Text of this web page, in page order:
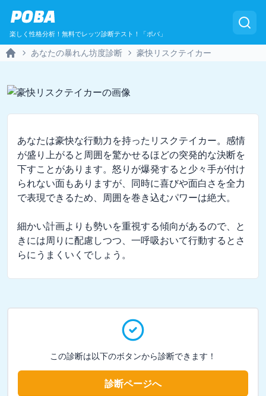
POBA
楽しく性格分析！無料でレッツ診断テスト！「ポバ」
あなたの暴れん坊度診断 豪快リスクテイカー
あなたは豪快な行動力を持ったリスクテイカー。感情
が盛り上がると周囲を驚かせるほどの突発的な決断を
下すことがあります。怒りが爆発すると少々手が付け
られない面もありますが、同時に喜びや面白さを全力
で表現できるため、周囲を巻き込むパワーは絶大。
細かい計画よりも勢いを重視する傾向があるので、と
きには周りに配慮しつつ、一呼吸おいて行動するとさ
らにうまくいくでしょう。
この診断は以下のボタンから診断できます！
診断ページへ